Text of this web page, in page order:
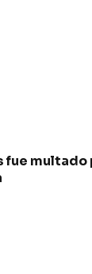
fue multado